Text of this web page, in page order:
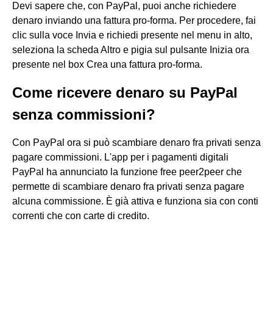
Devi sapere che, con PayPal, puoi anche richiedere
denaro inviando una fattura pro-forma. Per procedere, fai
clic sulla voce Invia e richiedi presente nel menu in alto,
seleziona la scheda Altro e pigia sul pulsante Inizia ora
presente nel box Crea una fattura pro-forma.
Come ricevere denaro su PayPal
senza commissioni?
Con PayPal ora si può scambiare denaro fra privati senza
pagare commissioni. L'app per i pagamenti digitali
PayPal ha annunciato la funzione free peer2peer che
permette di scambiare denaro fra privati senza pagare
alcuna commissione. È già attiva e funziona sia con conti
correnti che con carte di credito.